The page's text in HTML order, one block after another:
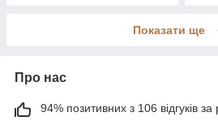
Показати ще
Про нас
94% позитивних з 106 відгуків за